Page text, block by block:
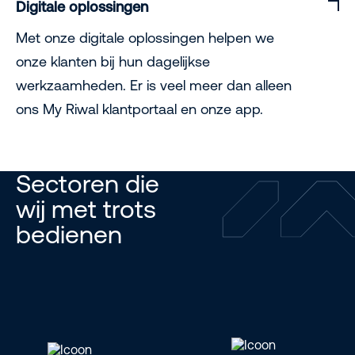
Digitale oplossingen
Met onze digitale oplossingen helpen we
onze klanten bij hun dagelijkse
werkzaamheden. Er is veel meer dan alleen
ons My Riwal klantportaal en onze app.
Sectoren die
wij met trots
bedienen